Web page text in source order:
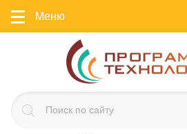
Меню